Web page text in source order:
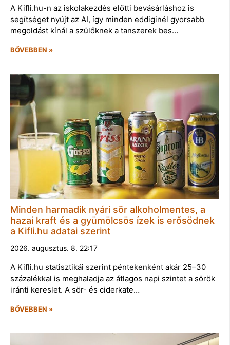
A Kifli.hu-n az iskolakezdés előtti bevásárláshoz is
segítséget nyújt az AI, így minden eddiginél gyorsabb
megoldást kínál a szülőknek a tanszerek bes…
BŐVEBBEN »
Minden harmadik nyári sör alkoholmentes, a
hazai kraft és a gyümölcsös ízek is erősödnek
a Kifli.hu adatai szerint
2026. augusztus. 8. 22:17
A Kifli.hu statisztikái szerint péntekenként akár 25–30
százalékkal is meghaladja az átlagos napi szintet a sörök
iránti kereslet. A sör- és ciderkate…
BŐVEBBEN »